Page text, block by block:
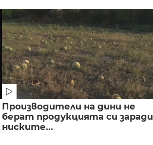
Производители на дини не
берат продукцията си заради
ниските...